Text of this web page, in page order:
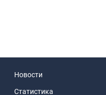
Новости
Статистика